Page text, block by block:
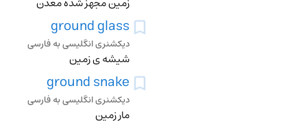
ground glass
دیکشنری انگلیسی به فارسی
شیشه ی زمین
ground snake
دیکشنری انگلیسی به فارسی
مار زمین